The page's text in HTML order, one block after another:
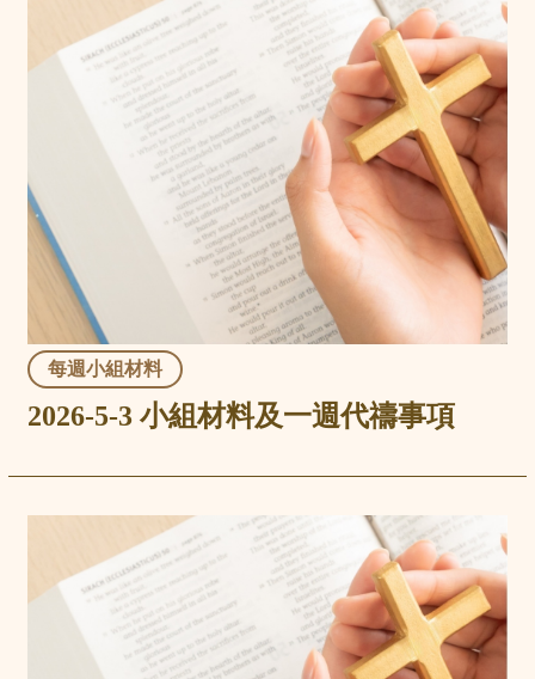
每週小組材料
2026-5-3 小組材料及一週代禱事項